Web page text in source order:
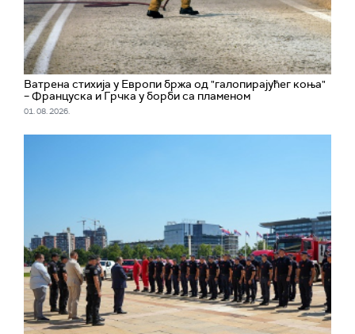
Ватрена стихија у Европи бржа од "галопирајућег коња"
– Француска и Грчка у борби са пламеном
01. 08. 2026.